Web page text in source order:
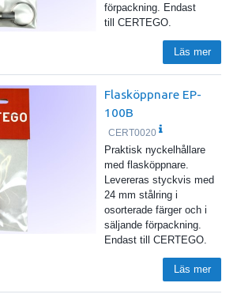
förpackning. Endast
till CERTEGO.
Läs mer
Flasköppnare EP-
100B
CERT0020
Praktisk nyckelhållare
med flasköppnare.
Levereras styckvis med
24 mm stålring i
osorterade färger och i
säljande förpackning.
Endast till CERTEGO.
Läs mer